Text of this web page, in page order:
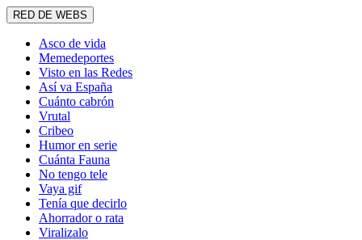
RED DE WEBS
Asco de vida
Memedeportes
Visto en las Redes
Así va España
Cuánto cabrón
Vrutal
Cribeo
Humor en serie
Cuánta Fauna
No tengo tele
Vaya gif
Tenía que decirlo
Ahorrador o rata
Viralizalo